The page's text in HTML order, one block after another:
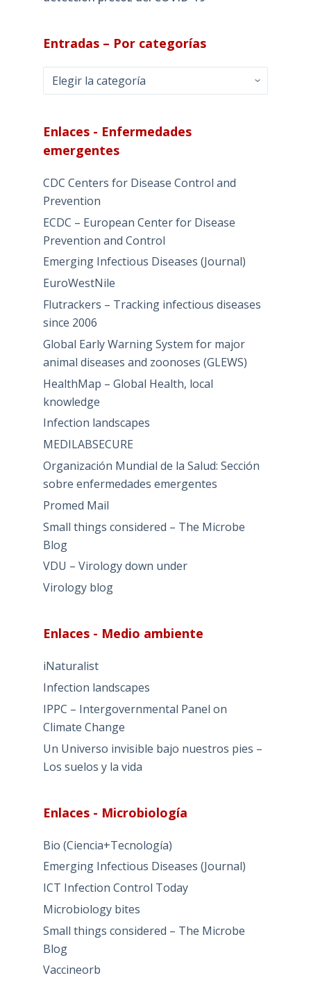
Entradas – Por categorías
Entradas
–
categorías
Enlaces - Enfermedades
emergentes
CDC Centers for Disease Control and
Prevention
ECDC – European Center for Disease
Prevention and Control
Emerging Infectious Diseases (Journal)
EuroWestNile
Flutrackers – Tracking infectious diseases
since 2006
Global Early Warning System for major
animal diseases and zoonoses (GLEWS)
HealthMap – Global Health, local
knowledge
Infection landscapes
MEDILABSECURE
Organización Mundial de la Salud: Sección
sobre enfermedades emergentes
Promed Mail
Small things considered – The Microbe
Blog
VDU – Virology down under
Virology blog
Enlaces - Medio ambiente
iNaturalist
Infection landscapes
IPPC – Intergovernmental Panel on
Climate Change
Un Universo invisible bajo nuestros pies –
Los suelos y la vida
Enlaces - Microbiología
Bio (Ciencia+Tecnología)
Emerging Infectious Diseases (Journal)
ICT Infection Control Today
Microbiology bites
Small things considered – The Microbe
Blog
Vaccineorb